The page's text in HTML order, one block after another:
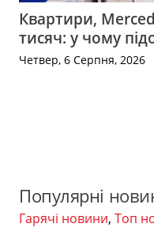
Квартири,
тисяч: у чому
Четвер, 6 Серпня, 2026
Популярні
Гарячі новини, Топ